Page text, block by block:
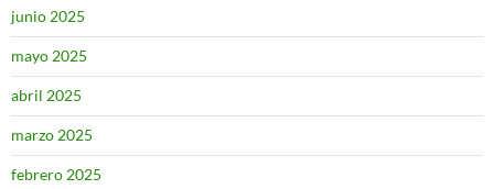
junio 2025
mayo 2025
abril 2025
marzo 2025
febrero 2025